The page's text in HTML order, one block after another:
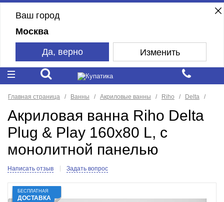
Ваш город
Москва
Да, верно Изменить
Главная страница Ванны Акриловые ванны Riho Delta
Акриловая ванна Riho Delta
Plug & Play 160x80 L, с
монолитной панелью
Написать отзыв Задать вопрос
БЕСПЛАТНАЯ
ДОСТАВКА